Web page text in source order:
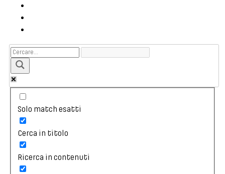
Solo match esatti
Cerca in titolo
Ricerca in contenuti